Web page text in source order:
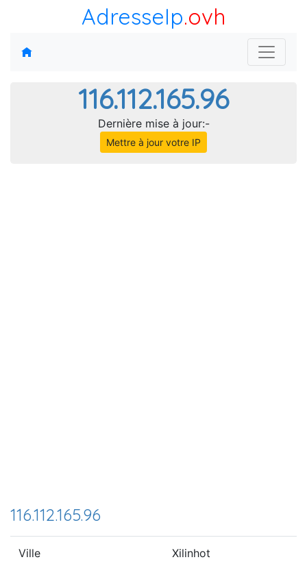
AdresseIp.ovh
116.112.165.96
Dernière mise à jour:-
Mettre à jour votre IP
116.112.165.96
Ville Xilinhot